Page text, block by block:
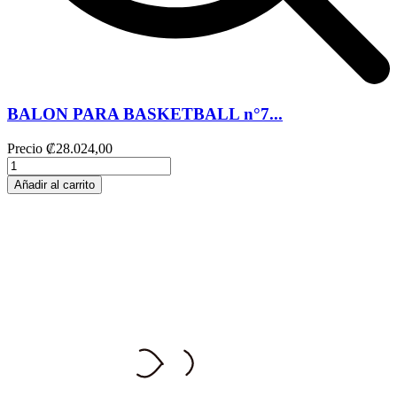
BALON PARA BASKETBALL n°7...
Precio ₡28.024,00
Añadir al carrito